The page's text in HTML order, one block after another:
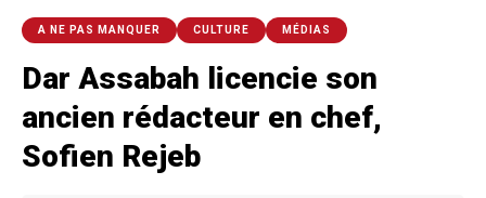
A NE PAS MANQUER CULTURE MÉDIAS
Dar Assabah licencie son
ancien rédacteur en chef,
Sofien Rejeb